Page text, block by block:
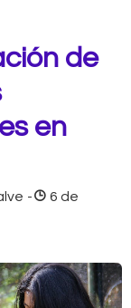
de
en
-
6 de